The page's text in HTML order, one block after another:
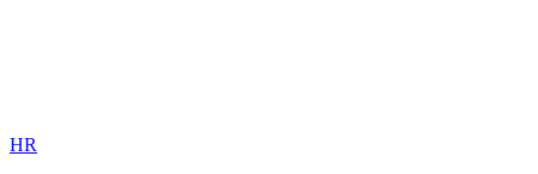
HR